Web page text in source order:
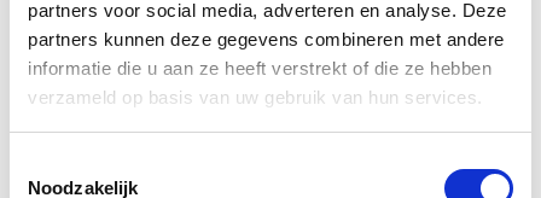
partners voor social media, adverteren en analyse. Deze
partners kunnen deze gegevens combineren met andere
informatie die u aan ze heeft verstrekt of die ze hebben
verzameld op basis van uw gebruik van hun services.
Noodzakelijk
Inhoud
Tijdens elke reguliere heftruckcursus bestaat er de